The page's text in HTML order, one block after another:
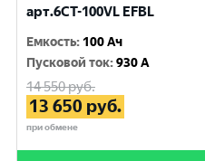
арт.6СТ-100VL EFBL
Емкость: 100 Ач
Пусковой ток:930 A
14 550руб.
13 650 руб.
при обмене